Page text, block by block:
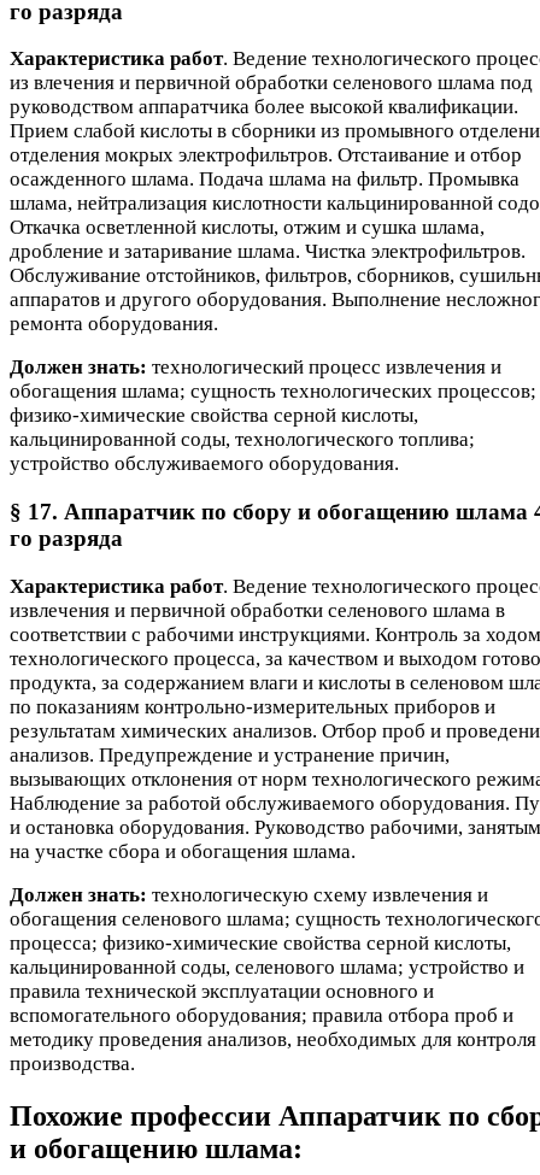
го разряда
Характеристика работ. Ведение технологического
из влечения и первичной обработки селенового шлама под
руководством аппаратчика более высокой квалификации.
Прием слабой кислоты в сборники из промывного
отделения мокрых электрофильтров. Отстаивание и отбор
осажденного шлама. Подача шлама на фильтр. Промывка
шлама, нейтрализация кислотности кальцинированной
Откачка осветленной кислоты, отжим и сушка шлама,
дробление и затаривание шлама. Чистка электрофильтров.
Обслуживание отстойников, фильтров, сборников,
аппаратов и другого оборудования. Выполнение
ремонта оборудования.
Должен знать: технологический процесс извлечения и
обогащения шлама; сущность технологических процессов;
физико-химические свойства серной кислоты,
кальцинированной соды, технологического топлива;
устройство обслуживаемого оборудования.
§ 17. Аппаратчик по сбору и обогащению шлама
го разряда
Характеристика работ. Ведение технологического
извлечения и первичной обработки селенового шлама в
соответствии с рабочими инструкциями. Контроль за ходом
технологического процесса, за качеством и выходом
продукта, за содержанием влаги и кислоты в селеновом
по показаниям контрольно-измерительных приборов и
результатам химических анализов. Отбор проб и
анализов. Предупреждение и устранение причин,
вызывающих отклонения от норм технологического
Наблюдение за работой обслуживаемого оборудования.
и остановка оборудования. Руководство рабочими,
на участке сбора и обогащения шлама.
Должен знать: технологическую схему извлечения и
обогащения селенового шлама; сущность
процесса; физико-химические свойства серной кислоты,
кальцинированной соды, селенового шлама; устройство и
правила технической эксплуатации основного и
вспомогательного оборудования; правила отбора проб и
методику проведения анализов, необходимых для контроля
производства.
Похожие профессии Аппаратчик по
и обогащению шлама: